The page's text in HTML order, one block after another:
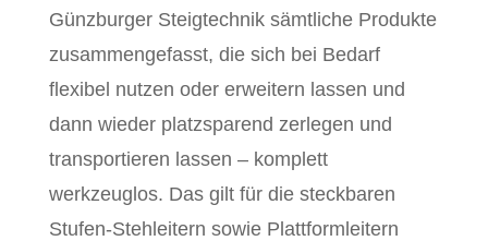
Günzburger Steigtechnik sämtliche Produkte
zusammengefasst, die sich bei Bedarf
flexibel nutzen oder erweitern lassen und
dann wieder platzsparend zerlegen und
transportieren lassen – komplett
werkzeuglos. Das gilt für die steckbaren
Stufen-Stehleitern sowie Plattformleitern